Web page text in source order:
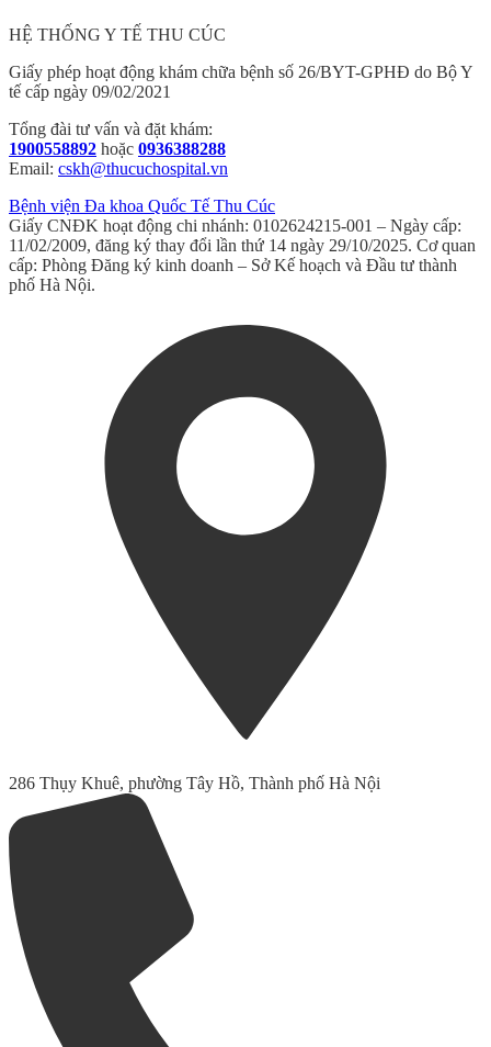
HỆ THỐNG Y TẾ THU CÚC
Giấy phép hoạt động khám chữa bệnh số 26/BYT-GPHĐ do Bộ Y
tế cấp ngày 09/02/2021
Tổng đài tư vấn và đặt khám:
1900558892 hoặc 0936388288
Email: cskh@thucuchospital.vn
Bệnh viện Đa khoa Quốc Tế Thu Cúc
Giấy CNĐK hoạt động chi nhánh: 0102624215-001 – Ngày cấp:
11/02/2009, đăng ký thay đổi lần thứ 14 ngày 29/10/2025. Cơ quan
cấp: Phòng Đăng ký kinh doanh – Sở Kế hoạch và Đầu tư thành
phố Hà Nội.
286 Thụy Khuê, phường Tây Hồ, Thành phố Hà Nội